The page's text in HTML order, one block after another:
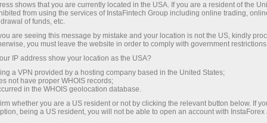
InstaForex के साथ आपको वास्तविक
लीवरेज, मार्केट में बेहतरीन स्प्रेड्स और
कमीशन, और स्टॉक्स व इंडेक्स ट्रेडिंग के लिए
फायदेमंद शर्तें।
हर डिपॉजिट पर
30% बोनस
ट्रेडिंग में
और हाईवे पर गति
shows that you are currently located in the USA. If you are a resident of the
from using the services of InstaFintech Group including online trading,
of funds, etc.
are seeing this message by mistake and your location is not the US, kindly
you must leave the website in order to comply with government
IP address show your location as the USA?
a VPN provided by a hosting company based in the United States;
not have proper WHOIS records;
in the WHOIS geolocation database.
whether you are a US resident or not by clicking the relevant button below. If
being a US resident, you will not be able to open an account with InstaForex